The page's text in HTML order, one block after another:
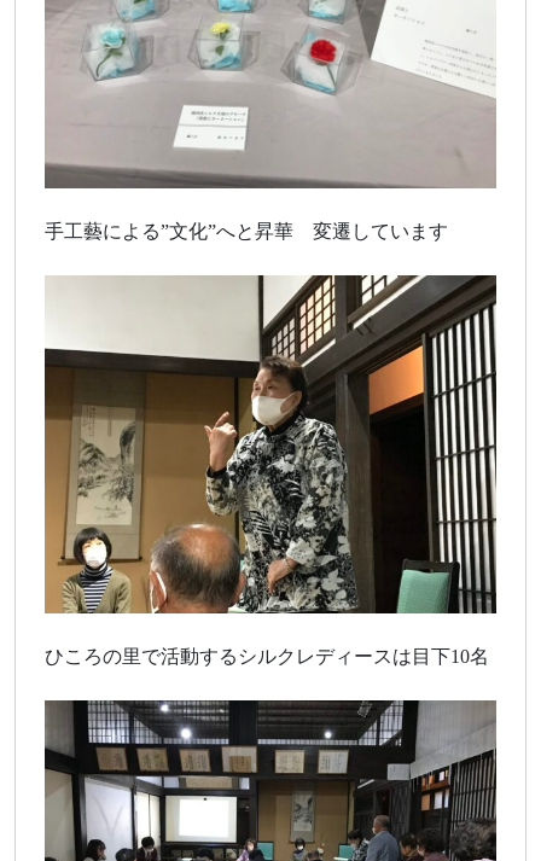
手工藝による”文化”へと昇華 変遷しています
ひころの里で活動するシルクレディースは目下10名